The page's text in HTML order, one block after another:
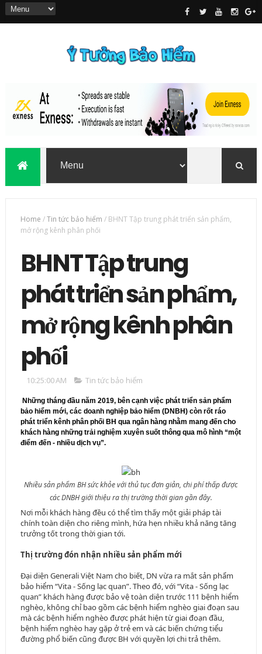
Home /Tin tức bảo hiểm / BHNT Tập trung phát triển sản phẩm,
mở rộng kênh phân phối
BHNT Tập trung
phát triển sản phẩm,
mở rộng kênh phân
phối
10:25:00 AM Tin tức bảo hiểm
Những tháng đầu năm 2019, bên cạnh việc phát triển sản phẩm
bảo hiểm mới, các doanh nghiệp bảo hiểm (DNBH) còn rốt ráo
phát triển kênh phân phối BH qua ngân hàng nhằm mang đến cho
khách hàng những trải nghiệm xuyên suốt thông qua mô hình “một
điểm đến - nhiều dịch vụ”.
Nhiều sản phẩm BH sức khỏe với thủ tục đơn giản, chi phí thấp được
các DNBH giới thiệu ra thị trường thời gian gần đây.
Nơi mỗi khách hàng đều có thể tìm thấy một giải pháp tài
chính toàn diện cho riêng mình, hứa hẹn nhiều khả năng tăng
trưởng tốt trong thời gian tới.
Thị trường đón nhận nhiều sản phẩm mới
Đại diện Generali Việt Nam cho biết, DN vừa ra mắt sản phẩm
bảo hiểm “Vita - Sống lạc quan”. Theo đó, với “Vita - Sống lạc
quan” khách hàng được bảo vệ toàn diện trước 111 bệnh hiểm
nghèo, không chỉ bao gồm các bệnh hiểm nghèo giai đoạn sau
mà các bệnh hiểm nghèo được phát hiện từ giai đoạn đầu,
bệnh hiểm nghèo hay gặp ở trẻ em và các biến chứng tiểu
đường phổ biến cũng được BH với quyền lợi chi trả thêm.